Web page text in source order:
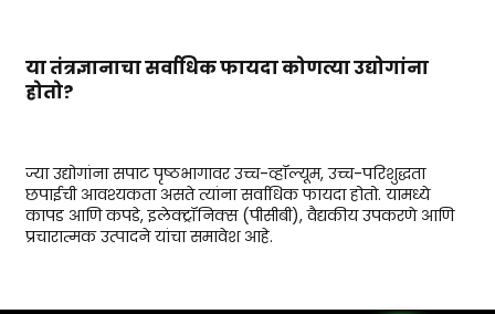
या तंत्रज्ञानाचा सर्वाधिक फायदा कोणत्या उद्योगांना
होतो?
ज्या उद्योगांना सपाट पृष्ठभागावर उच्च-व्हॉल्यूम, उच्च-परिशुद्धता
छपाईची आवश्यकता असते त्यांना सर्वाधिक फायदा होतो. यामध्ये
कापड आणि कपडे, इलेक्ट्रॉनिक्स (पीसीबी), वैद्यकीय उपकरणे आणि
प्रचारात्मक उत्पादने यांचा समावेश आहे.